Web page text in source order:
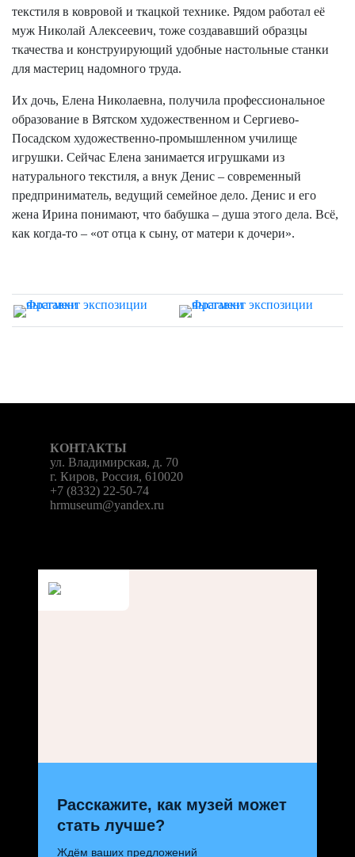
текстиля в ковровой и ткацкой технике. Рядом работал её
муж Николай Алексеевич, тоже создававший образцы
ткачества и конструирующий удобные настольные станки
для мастериц надомного труда.
Их дочь, Елена Николаевна, получила профессиональное
образование в Вятском художественном и Сергиево-
Посадском художественно-промышленном училище
игрушки. Сейчас Елена занимается игрушками из
натурального текстиля, а внук Денис – современный
предприниматель, ведущий семейное дело. Денис и его
жена Ирина понимают, что бабушка – душа этого дела. Всё,
как когда-то – «от отца к сыну, от матери к дочери».
КОНТАКТЫ
ул. Владимирская, д. 70
г. Киров, Россия, 610020
+7 (8332) 22-50-74
hrmuseum@yandex.ru
Расскажите, как музей может
стать лучше?
Ждём ваших предложений